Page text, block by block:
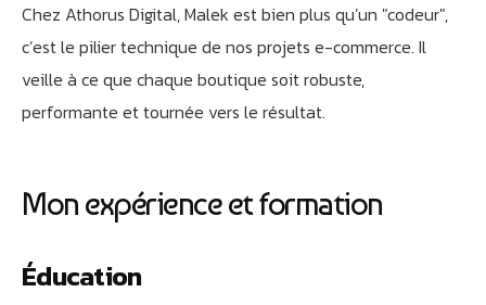
Chez Athorus Digital, Malek est bien plus qu’un "codeur",
c’est le pilier technique de nos projets e-commerce. Il
veille à ce que chaque boutique soit robuste,
performante et tournée vers le résultat.
Mon expérience et formation
Éducation
projet.
Dites-moi votre objectif ou choisissez un raccourci ci-
dessous :